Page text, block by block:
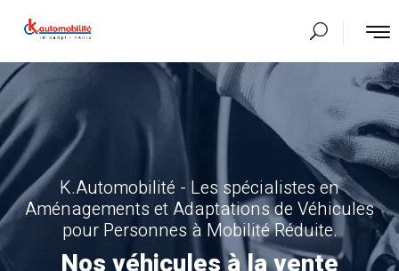
K.Automobilité - Les spécialistes en
Aménagements et Adaptations de Véhicules
pour Personnes à Mobilité Réduite.